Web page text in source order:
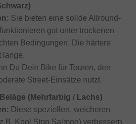
Sie bieten eine solide Allround-
gut unter trockenen
Bedingungen. Die härtere
lange.
Du Dein Bike für Touren, den
Street-Einsätze nutzt.
(Mehrfarbig / Lachs)
Diese speziellen, weicheren
Kool Stop Salmon) verbessern